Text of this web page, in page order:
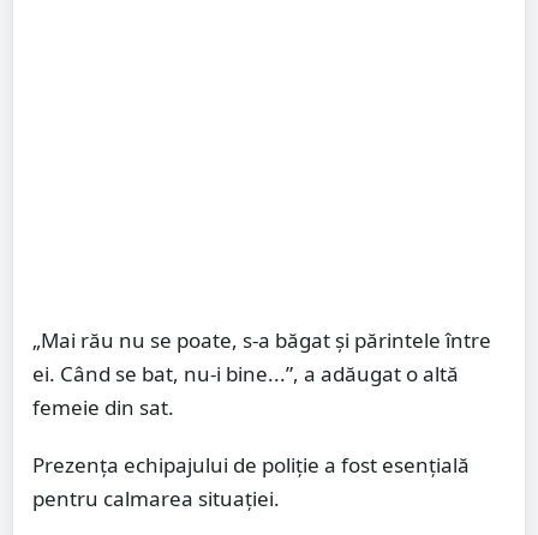
„Mai rău nu se poate, s-a băgat și părintele între
ei. Când se bat, nu-i bine...”, a adăugat o altă
femeie din sat.
Prezența echipajului de poliție a fost esențială
pentru calmarea situației.